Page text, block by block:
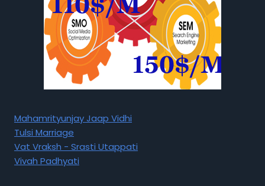
Mahamrityunjay Jaap Vidhi
Tulsi Marriage
Vat Vraksh - Srasti Utappati
Vivah Padhyati